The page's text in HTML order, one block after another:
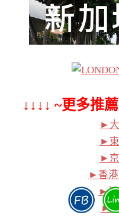
↓↓↓↓ ~更多推
►
►
►
►香
►澳
►